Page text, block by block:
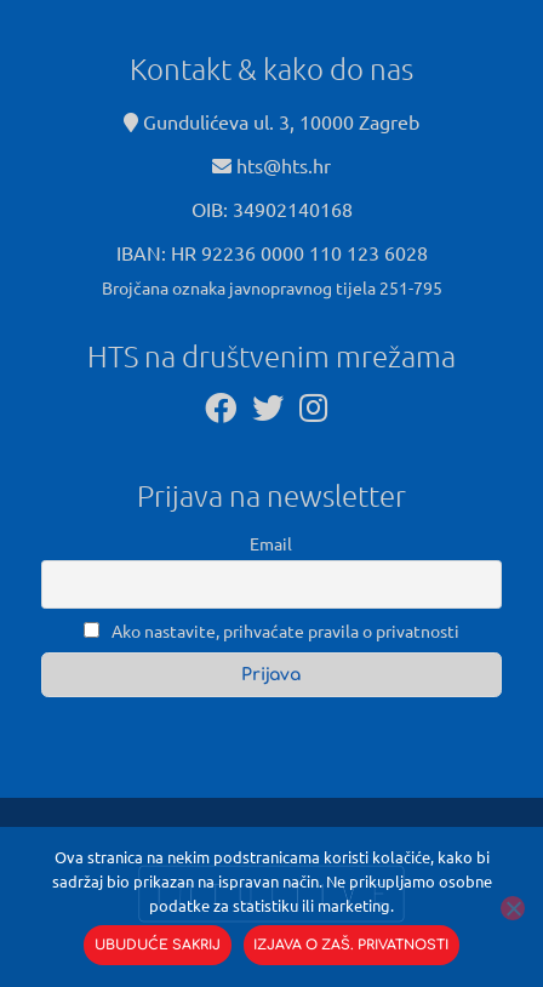
Kontakt & kako do nas
Gundulićeva ul. 3, 10000 Zagreb
hts@hts.hr
OIB: 34902140168
IBAN: HR 92236 0000 110 123 6028
Brojčana oznaka javnopravnog tijela 251-795
HTS na društvenim mrežama
Prijava na newsletter
Email
Ako nastavite, prihvaćate pravila o privatnosti
Ova stranica na nekim podstranicama koristi kolačiće, kako bi
sadržaj bio prikazan na ispravan način. Ne prikupljamo osobne
podatke za statistiku ili marketing.
UBUDUĆE SAKRIJ IZJAVA O ZAŠ. PRIVATNOSTI